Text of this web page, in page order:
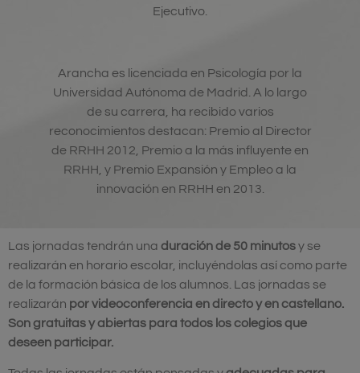
Ejecutivo.
Arancha es licenciada en Psicología por la
Universidad Autónoma de Madrid. A lo largo
de su carrera, ha recibido varios
reconocimientos destacan: Premio al Director
de RRHH 2012, Premio a la más influyente en
RRHH, y Premio Expansión y Empleo a la
innovación en RRHH en 2013.
Las jornadas tendrán una duración de 50 minutosy se
realizarán en horario escolar, incluyéndolas así como parte
de la formación básica de los alumnos. Las jornadas se
realizarán por videoconferencia en directo y en castellano.
Son gratuitas y abiertas para todos los colegios que
deseen participar.